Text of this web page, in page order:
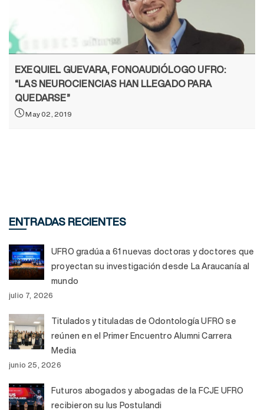
EXEQUIEL GUEVARA, FONOAUDIÓLOGO UFRO:
“LAS NEUROCIENCIAS HAN LLEGADO PARA
QUEDARSE”
May 02, 2019
ENTRADAS RECIENTES
UFRO gradúa a 61 nuevas doctoras y doctores que
proyectan su investigación desde La Araucanía al
mundo
julio 7, 2026
Titulados y tituladas de Odontología UFRO se
reúnen en el Primer Encuentro Alumni Carrera
Media
junio 25, 2026
Futuros abogados y abogadas de la FCJE UFRO
recibieron su Ius Postulandi